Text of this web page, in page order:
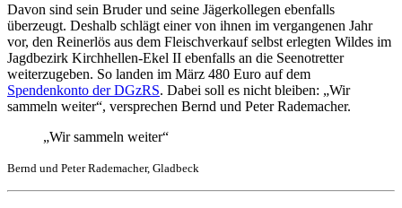
Davon sind sein Bruder und seine Jägerkollegen ebenfalls
überzeugt. Deshalb schlägt einer von ihnen im vergangenen Jahr
vor, den Reinerlös aus dem Fleischverkauf selbst erlegten Wildes im
Jagdbezirk Kirchhellen-Ekel II ebenfalls an die Seenotretter
weiterzugeben. So landen im März 480 Euro auf dem
Spendenkonto der DGzRS. Dabei soll es nicht bleiben: „Wir
sammeln weiter“, versprechen Bernd und Peter Rademacher.
„Wir sammeln weiter“
Bernd und Peter Rademacher, Gladbeck